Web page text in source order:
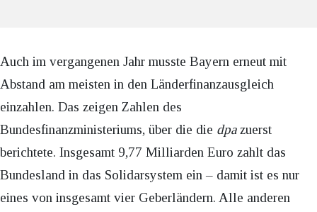
Auch im vergangenen Jahr musste Bayern erneut mit
Abstand am meisten in den Länderfinanzausgleich
einzahlen. Das zeigen Zahlen des
Bundesfinanzministeriums, über die die dpazuerst
berichtete. Insgesamt 9,77 Milliarden Euro zahlt das
Bundesland in das Solidarsystem ein – damit ist es nur
eines von insgesamt vier Geberländern. Alle anderen